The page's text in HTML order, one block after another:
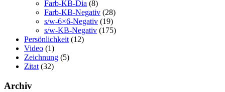
Farb-KB-Dia (8)
Farb-KB-Negativ (28)
s/w-6×6-Negativ (19)
s/w-KB-Negativ (175)
Persönlichkeit (12)
Video (1)
Zeichnung (5)
Zitat (32)
Archiv